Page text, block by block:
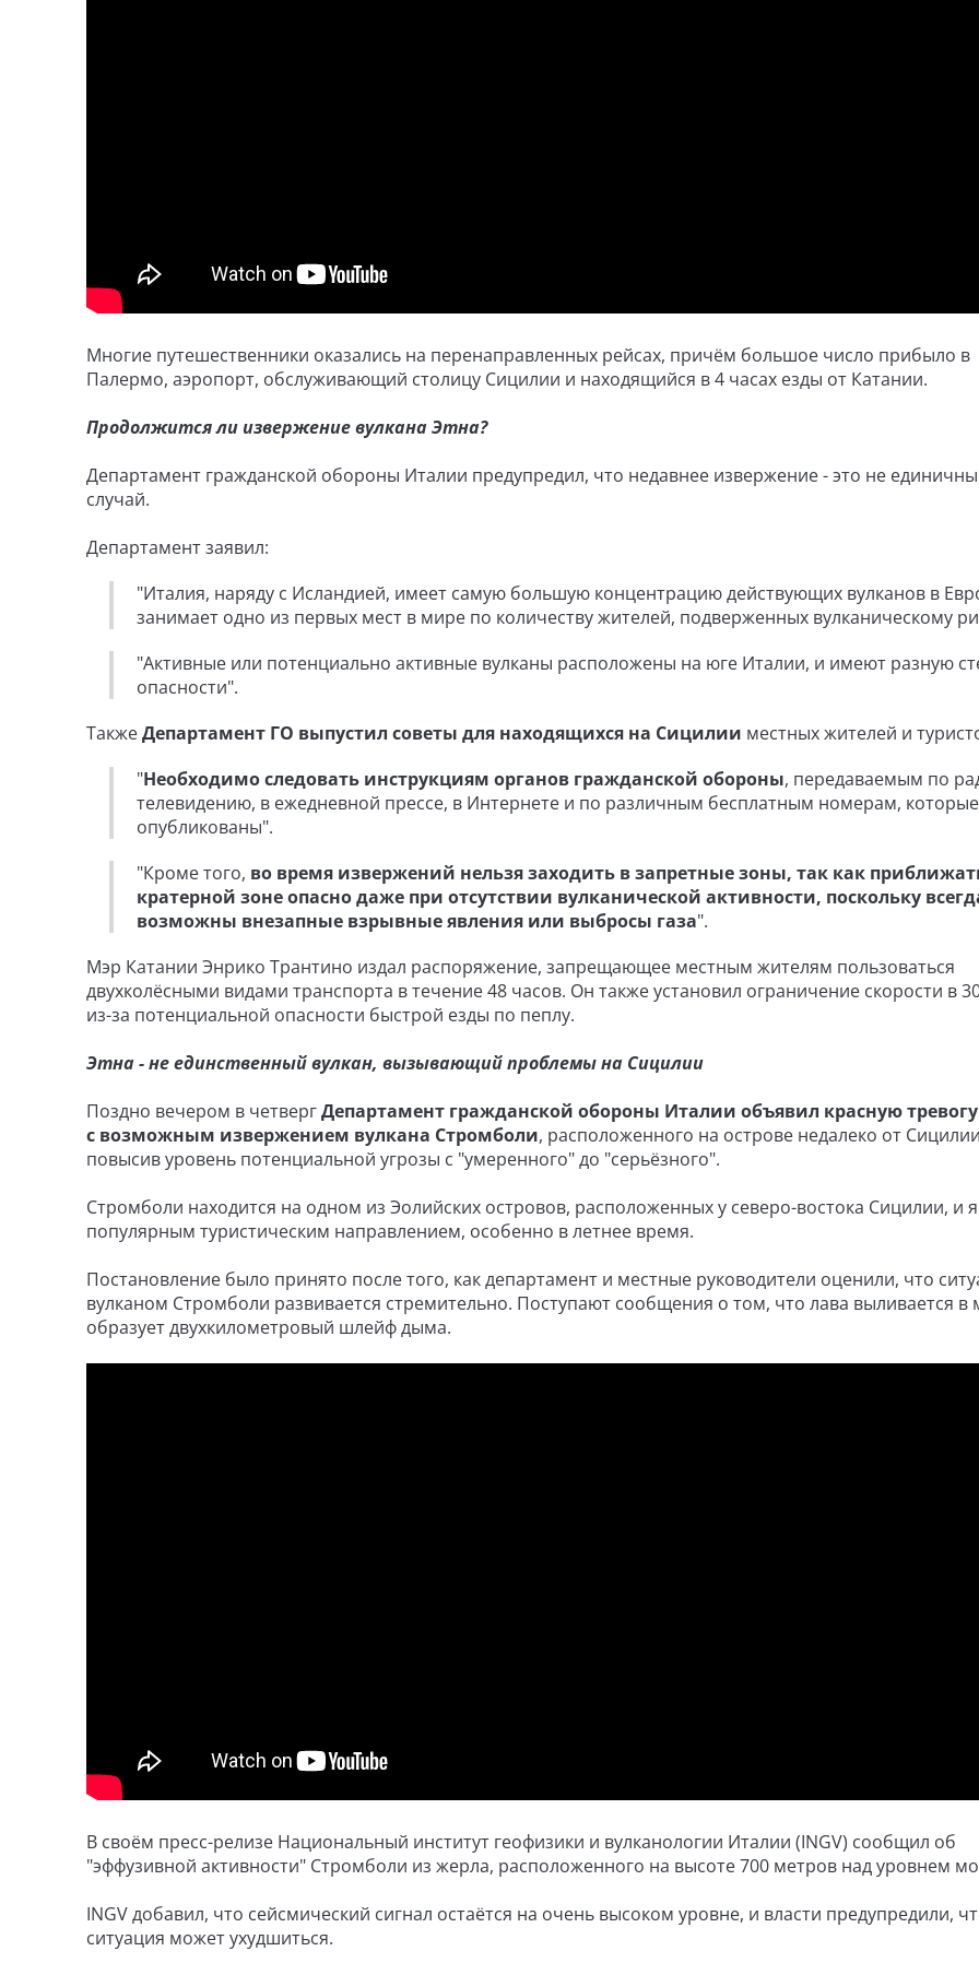
Многие путешественники оказались на перенаправленных рейсах, причём большое число прибыло в
Палермо, аэропорт, обслуживающий столицу Сицилии и находящийся в 4 часах езды от Катании.
Продолжится ли извержение вулкана Этна?
Департамент гражданской обороны Италии предупредил, что недавнее извержение - это не
случай.
Департамент заявил:
"Италия, наряду с Исландией, имеет самую большую концентрацию действующих вулканов в
занимает одно из первых мест в мире по количеству жителей, подверженных вулканическому
"Активные или потенциально активные вулканы расположены на юге Италии, и имеют разную
опасности".
ТакжеДепартамент ГО выпустил советы для находящихся на Сицилии местных жителей и
"Необходимо следовать инструкциям органов гражданской обороны, передаваемым по
телевидению, в ежедневной прессе, в Интернете и по различным бесплатным номерам,
опубликованы".
"Кроме того, во время извержений нельзя заходить в запретные зоны, так как
кратерной зоне опасно даже при отсутствии вулканической активности, поскольку
возможны внезапные взрывные явления или выбросы газа".
Мэр Катании Энрико Трантино издал распоряжение, запрещающее местным жителям пользоваться
двухколёсными видами транспорта в течение 48 часов. Он также установил ограничение скорости в
из-за потенциальной опасности быстрой езды по пеплу.
Этна - не единственный вулкан, вызывающий проблемы на Сицилии
Поздно вечером в четвергДепартамент гражданской обороны Италии объявил красную тревогу
с возможным извержением вулкана Стромболи, расположенного на острове недалеко от
повысив уровень потенциальной угрозы с "умеренного" до "серьёзного".
Стромболи находится на одном из Эолийских островов, расположенных у северо-востока Сицилии, и
популярным туристическим направлением, особенно в летнее время.
Постановление было принято после того, как департамент и местные руководители оценили, что
вулканом Стромболи развивается стремительно. Поступают сообщения о том, что лава выливается в
образует двухкилометровый шлейф дыма.
В своём пресс-релизе Национальный институт геофизики и вулканологии Италии (INGV) сообщил об
"эффузивной активности" Стромболи из жерла, расположенного на высоте 700 метров над уровнем
INGV добавил, что сейсмический сигнал остаётся на очень высоком уровне, и власти предупредили,
ситуация может ухудшиться.